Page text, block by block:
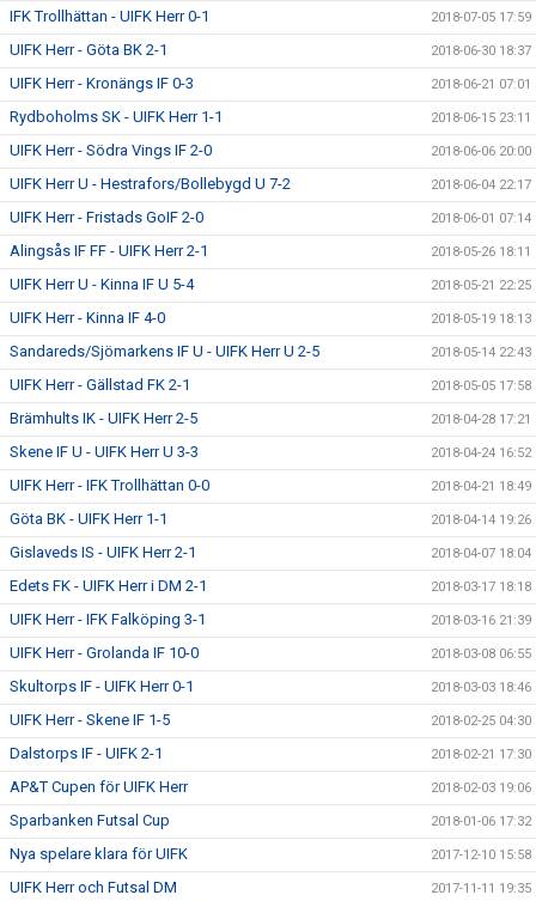
IFK Trollhättan - UIFK Herr 0-1 2018-07-05 17:59
UIFK Herr - Göta BK 2-1 2018-06-30 18:37
UIFK Herr - Kronängs IF 0-3 2018-06-21 07:01
Rydboholms SK - UIFK Herr 1-1 2018-06-15 23:11
UIFK Herr - Södra Vings IF 2-0 2018-06-06 20:00
UIFK Herr U - Hestrafors/Bollebygd U 7-2 2018-06-04 22:17
UIFK Herr - Fristads GoIF 2-0 2018-06-01 07:14
Alingsås IF FF - UIFK Herr 2-1 2018-05-26 18:11
UIFK Herr U - Kinna IF U 5-4 2018-05-21 22:25
UIFK Herr - Kinna IF 4-0 2018-05-19 18:13
Sandareds/Sjömarkens IF U - UIFK Herr U 2-5 2018-05-14 22:43
UIFK Herr - Gällstad FK 2-1 2018-05-05 17:58
Brämhults IK - UIFK Herr 2-5 2018-04-28 17:21
Skene IF U - UIFK Herr U 3-3 2018-04-24 16:52
UIFK Herr - IFK Trollhättan 0-0 2018-04-21 18:49
Göta BK - UIFK Herr 1-1 2018-04-14 19:26
Gislaveds IS - UIFK Herr 2-1 2018-04-07 18:04
Edets FK - UIFK Herr i DM 2-1 2018-03-17 18:18
UIFK Herr - IFK Falköping 3-1 2018-03-16 21:39
UIFK Herr - Grolanda IF 10-0 2018-03-08 06:55
Skultorps IF - UIFK Herr 0-1 2018-03-03 18:46
UIFK Herr - Skene IF 1-5 2018-02-25 04:30
Dalstorps IF - UIFK 2-1 2018-02-21 17:30
AP&T Cupen för UIFK Herr 2018-02-03 19:06
Sparbanken Futsal Cup 2018-01-06 17:32
Nya spelare klara för UIFK 2017-12-10 15:58
UIFK Herr och Futsal DM 2017-11-11 19:35